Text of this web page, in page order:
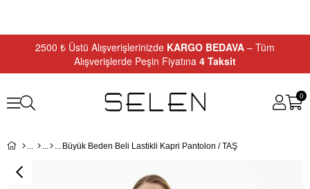
2500 ₺ Üstü Alışverişlerinizde KARGO BEDAVA – Tüm
Alışverişlerde Peşin Fiyatına 4 Taksit
0
Büyük Beden Beli Lastikli Kapri Pantolon / TAŞ